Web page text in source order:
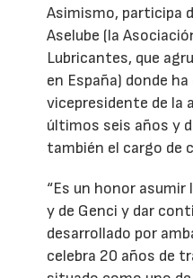
Asimismo, participa
Aselube (la
Lubricantes, que
en España) donde
vicepresidente de la
últimos seis años y
también el cargo de
“Es un honor asumir
y de Genci y dar
desarrollado por
celebra 20 años de